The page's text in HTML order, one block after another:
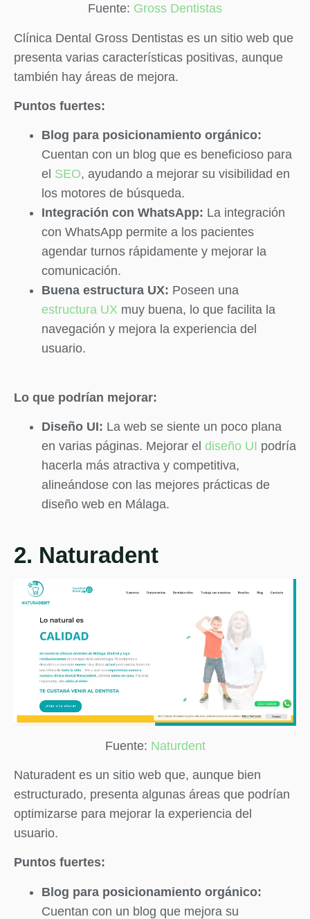
Fuente: Gross Dentistas
Clínica Dental Gross Dentistas es un sitio web que
presenta varias características positivas, aunque
también hay áreas de mejora.
Puntos fuertes:
Blog para posicionamiento orgánico:
Cuentan con un blog que es beneficioso para
el SEO, ayudando a mejorar su visibilidad en
los motores de búsqueda.
Integración con WhatsApp: La integración
con WhatsApp permite a los pacientes
agendar turnos rápidamente y mejorar la
comunicación.
Buena estructura UX: Poseen una
estructura UX muy buena, lo que facilita la
navegación y mejora la experiencia del
usuario.
Lo que podrían mejorar:
Diseño UI: La web se siente un poco plana
en varias páginas. Mejorar el diseño UI podría
hacerla más atractiva y competitiva,
alineándose con las mejores prácticas de
diseño web en Málaga.
2. Naturadent
Fuente: Naturdent
Naturadent es un sitio web que, aunque bien
estructurado, presenta algunas áreas que podrían
optimizarse para mejorar la experiencia del
usuario.
Puntos fuertes:
Blog para posicionamiento orgánico:
Cuentan con un blog que mejora su